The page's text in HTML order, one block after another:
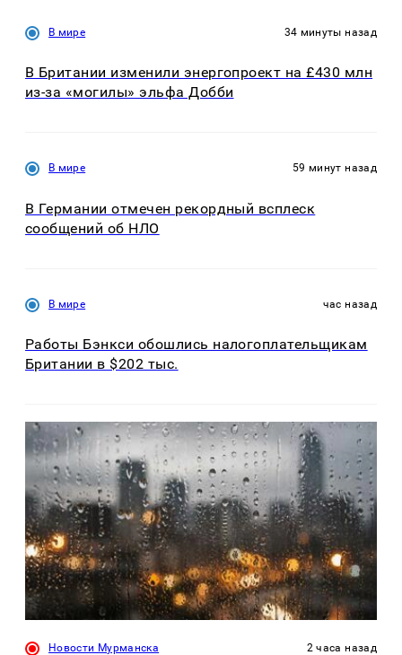
В мире 34 минуты назад
В Британии изменили энергопроект на £430 млн
из-за «могилы» эльфа Добби
В мире 59 минут назад
В Германии отмечен рекордный всплеск
сообщений об НЛО
В мире час назад
Работы Бэнкси обошлись налогоплательщикам
Британии в $202 тыс.
Новости Мурманска 2 часа назад